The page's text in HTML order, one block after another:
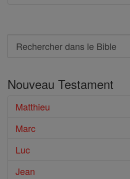
Search
Rechercher
le
Bible
Nouveau Testament
Matthieu
Marc
Luc
Jean